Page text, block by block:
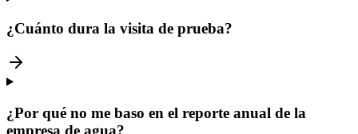
¿Cuánto dura la visita de prueba?
¿Por qué no me baso en el reporte anual de la
empresa de agua?